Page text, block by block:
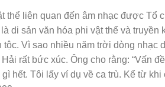
thể liên quan đến âm nhạc được Tổ
di sản văn hóa phi vật thể và truyền
Vì sao nhiều năm trời dòng nhạc
rất bức xúc. Ông cho rằng: “Vấn
hết. Tôi lấy ví dụ về ca trù. Kể từ khi